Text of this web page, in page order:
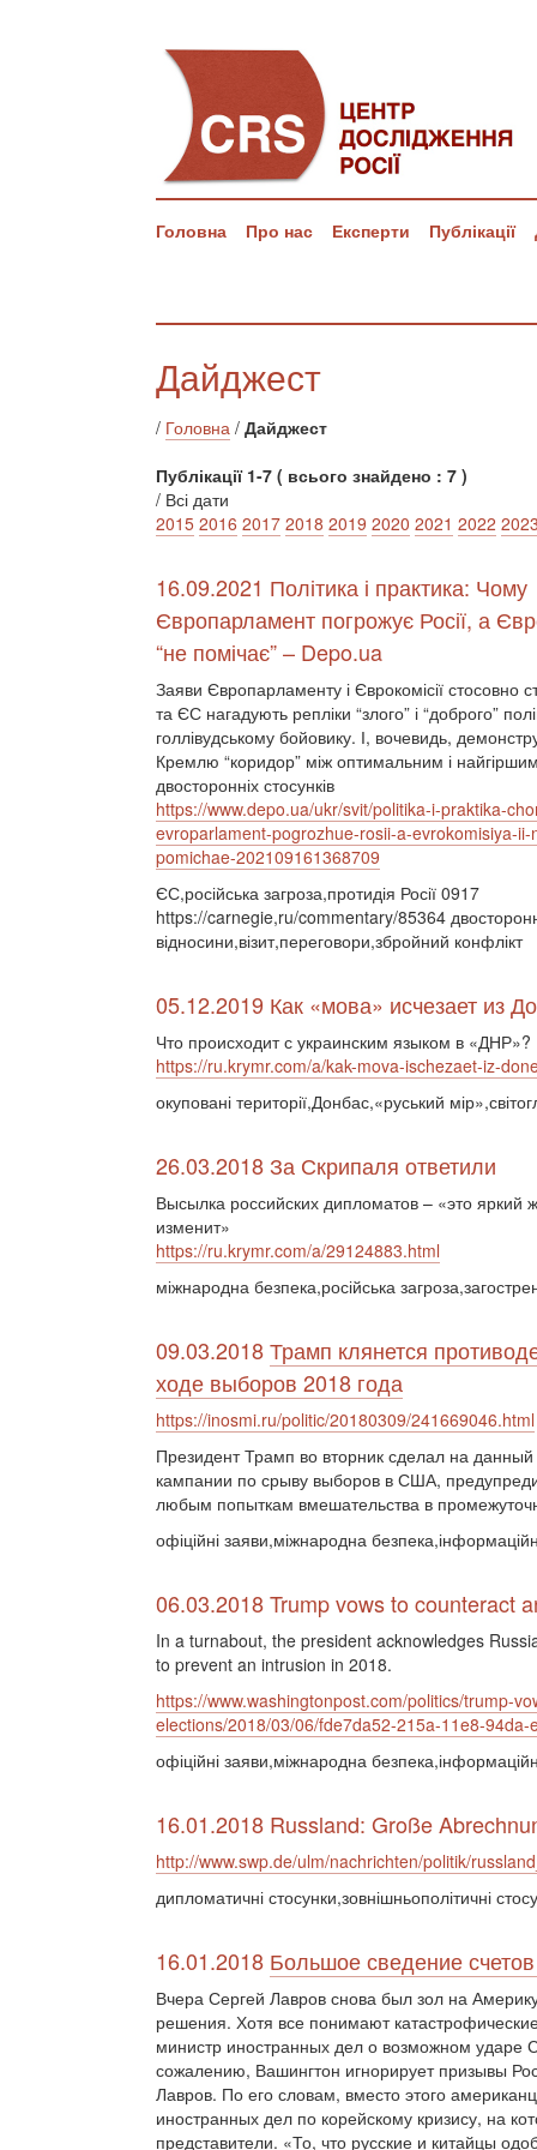
Головна Про нас Експерти Публікації
Дайджест
/ Головна / Дайджест
Публікації 1-7 ( всього знайдено : 7 )
/ Всі дати
2015 2016 2017 2018 2019 2020 2021 2022
16.09.2021 Політика і практика: Чому
Європарламент погрожує Росії, а
“не помічає” – Depo.ua
Заяви Європарламенту і Єврокомісії стосовно
та ЄС нагадують репліки “злого” і “доброго”
голлівудському бойовику. І, вочевидь,
Кремлю “коридор” між оптимальним і
двосторонніх стосунків
https://www.depo.ua/ukr/svit/politika-i-praktika-
evroparlament-pogrozhue-rosii-a-evrokomisiya-ii-
pomichae-202109161368709
ЄС,російська загроза,протидія Росії 0917
https://carnegie,ru/commentary/85364
відносини,візит,переговори,збройний конфлікт
05.12.2019 Как «мова» исчезает из
Что происходит с украинским языком в «ДНР»?
https://ru.krymr.com/a/kak-mova-ischezaet-iz-
окуповані території,Донбас,«руський
26.03.2018 За Скрипаля ответили
Высылка российских дипломатов – «это
изменит»
https://ru.krymr.com/a/29124883.html
міжнародна безпека,російська
09.03.2018Трамп клянется
ходе выборов 2018 года
https://inosmi.ru/politic/20180309/241669046.html
Президент Трамп во вторник сделал на
кампании по срыву выборов в США,
любым попыткам вмешательства в
офіційні заяви,міжнародна
06.03.2018 Trump vows to counteract
In a turnabout, the president acknowledges
to prevent an intrusion in 2018.
https://www.washingtonpost.com/politics/trump-
elections/2018/03/06/fde7da52-215a-11e8-
офіційні заяви,міжнародна
16.01.2018 Russland: Große
http://www.swp.de/ulm/nachrichten/politik/
дипломатичні стосунки,зовнішньополітичні
16.01.2018 Большое сведение
Вчера Сергей Лавров снова был зол на
решения. Хотя все понимают
министр иностранных дел о возможном
сожалению, Вашингтон игнорирует призывы
Лавров. По его словам, вместо этого
иностранных дел по корейскому кризису, на
представители. «То, что русские и китайцы